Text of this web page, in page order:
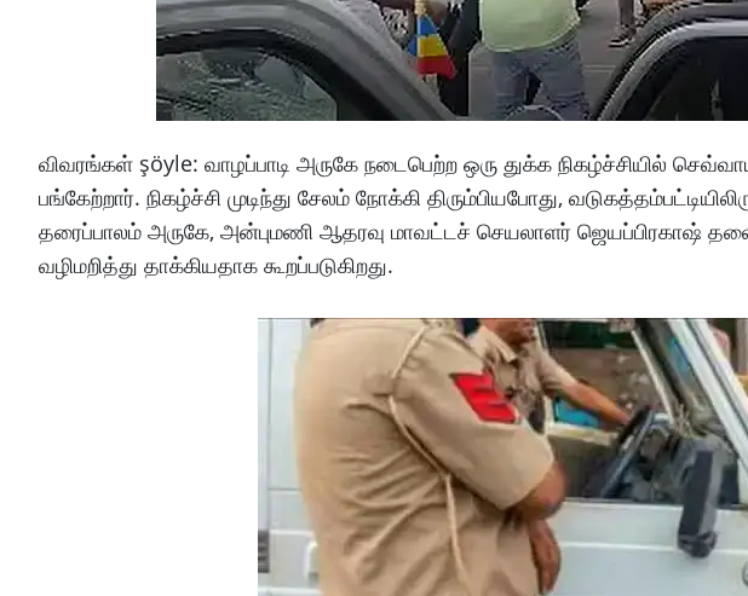
விவரங்கள் şöyle: வாழப்பாடி அருகே நடைபெற்ற ஒரு துக்க நிகழ்ச்சியில்
பங்கேற்றார். நிகழ்ச்சி முடிந்து சேலம் நோக்கி திரும்பியபோது,
தரைப்பாலம் அருகே, அன்புமணி ஆதரவு மாவட்டச் செயலாளர் ஜெயப்பிரகாஷ்
வழிமறித்து தாக்கியதாக கூறப்படுகிறது.